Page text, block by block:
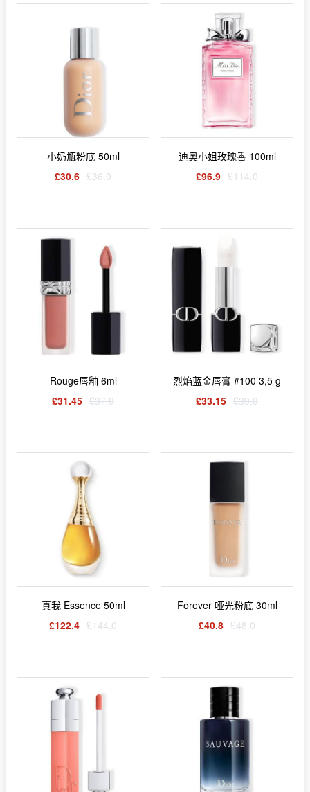
小奶瓶粉底 50ml
£30.6 £36.0
迪奥小姐玫瑰香 100ml
£96.9 £114.0
Rouge唇釉 6ml
£31.45 £37.0
烈焰蓝金唇膏 #100 3,5 g
£33.15 £39.0
真我 Essence 50ml
£122.4 £144.0
Forever 哑光粉底 30ml
£40.8 £48.0